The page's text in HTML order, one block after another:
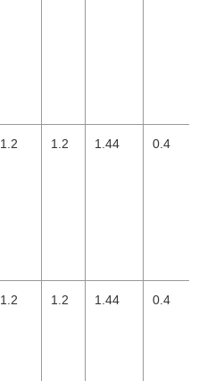
1.2 1.2 1.44 0.4
1.2 1.2 1.44 0.4